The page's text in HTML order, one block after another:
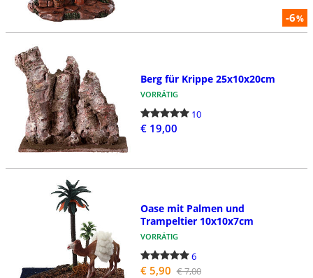
-6%
Berg für Krippe 25x10x20cm
VORRÄTIG
10
€ 19,00
Oase mit Palmen und
Trampeltier 10x10x7cm
VORRÄTIG
6
€ 5,90 € 7,00